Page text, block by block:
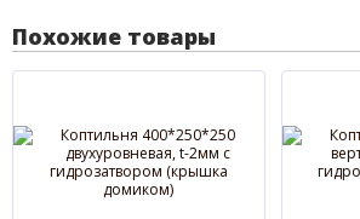
Похожие товары